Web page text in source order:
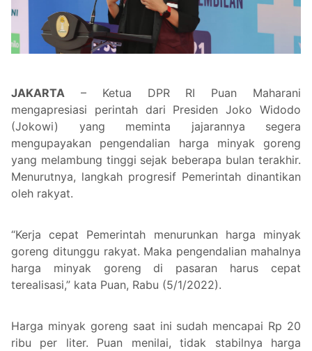
JAKARTA – Ketua DPR RI Puan Maharani
mengapresiasi perintah dari Presiden Joko Widodo
(Jokowi) yang meminta jajarannya segera
mengupayakan pengendalian harga minyak goreng
yang melambung tinggi sejak beberapa bulan terakhir.
Menurutnya, langkah progresif Pemerintah dinantikan
oleh rakyat.
“Kerja cepat Pemerintah menurunkan harga minyak
goreng ditunggu rakyat. Maka pengendalian mahalnya
harga minyak goreng di pasaran harus cepat
terealisasi,” kata Puan, Rabu (5/1/2022).
Harga minyak goreng saat ini sudah mencapai Rp 20
ribu per liter. Puan menilai, tidak stabilnya harga